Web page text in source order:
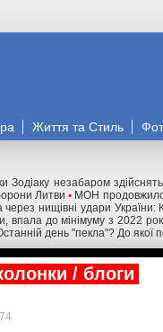
Життя та Стиль
Зодіаку незабаром здійснять
Литви • МОН продовжило
нищівні удари
впала до мінімуму з 2022
день "пекла"? До якої
/ блоги